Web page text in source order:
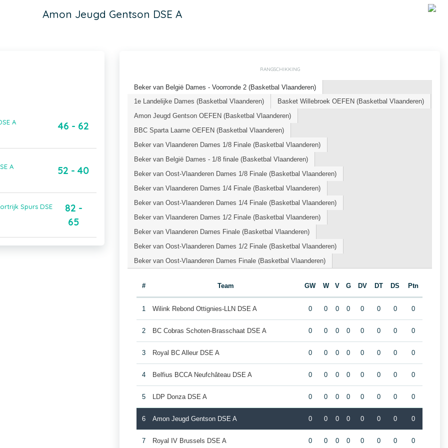
Amon Jeugd Gentson DSE A
A 46 - 62
A 52 - 40
Spurs DSE
82 -
65
RANGSCHIKKING
Beker van België Dames - Voorronde 2 (Basketbal Vlaanderen)
1e Landelijke Dames (Basketbal Vlaanderen)
Basket Willebroek OEFEN (Basketbal Vlaanderen)
Amon Jeugd Gentson OEFEN (Basketbal Vlaanderen)
BBC Sparta Laarne OEFEN (Basketbal Vlaanderen)
Beker van Vlaanderen Dames 1/8 Finale (Basketbal Vlaanderen)
Beker van België Dames - 1/8 finale (Basketbal Vlaanderen)
Beker van Oost-Vlaanderen Dames 1/8 Finale (Basketbal Vlaanderen)
Beker van Vlaanderen Dames 1/4 Finale (Basketbal Vlaanderen)
Beker van Oost-Vlaanderen Dames 1/4 Finale (Basketbal Vlaanderen)
Beker van Vlaanderen Dames 1/2 Finale (Basketbal Vlaanderen)
Beker van Vlaanderen Dames Finale (Basketbal Vlaanderen)
Beker van Oost-Vlaanderen Dames 1/2 Finale (Basketbal Vlaanderen)
Beker van Oost-Vlaanderen Dames Finale (Basketbal Vlaanderen)
# Team GW W V G DV DT DS Ptn
1 Wilink Rebond Ottignies-LLN DSE A 0 0 0 0 0 0 0 0
2 BC Cobras Schoten-Brasschaat DSE A 0 0 0 0 0 0 0 0
3 Royal BC Alleur DSE A 0 0 0 0 0 0 0 0
4 Belfius BCCA Neufchâteau DSE A 0 0 0 0 0 0 0 0
5 LDP Donza DSE A 0 0 0 0 0 0 0 0
6 Amon Jeugd Gentson DSE A 0 0 0 0 0 0 0 0
7 Royal IV Brussels DSE A 0 0 0 0 0 0 0 0